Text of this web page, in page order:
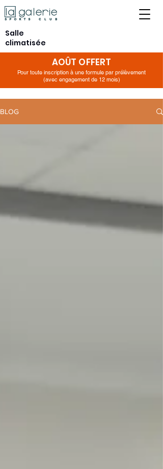
Salle
climatisée
AOÛT OFFERT
Pour toute inscription à une formule par prélèvement
(avec engagement de 12 mois)
BLOG